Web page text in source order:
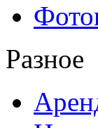
Разное